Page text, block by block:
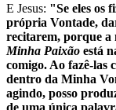
E Jesus: "Se eles os
própria Vontade,
recitarem, porque a
Minha Paixão está
comigo. Ao fazê-las
dentro da Minha
agindo, posso
de uma única